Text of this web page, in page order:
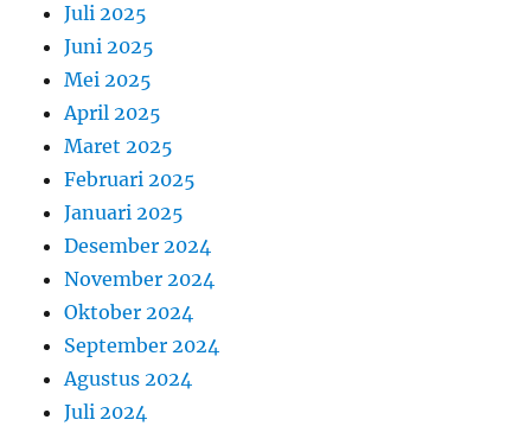
Juli 2025
Juni 2025
Mei 2025
April 2025
Maret 2025
Februari 2025
Januari 2025
Desember 2024
November 2024
Oktober 2024
September 2024
Agustus 2024
Juli 2024